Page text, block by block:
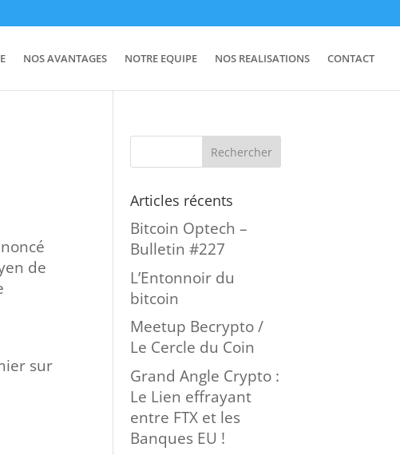
NOS AVANTAGES NOTRE EQUIPE NOS REALISATIONS CONTACT
de
sur
Articles récents
Bitcoin Optech –
Bulletin #227
L’Entonnoir du
bitcoin
Meetup Becrypto /
Le Cercle du Coin
Grand Angle Crypto :
Le Lien effrayant
entre FTX et les
Banques EU !